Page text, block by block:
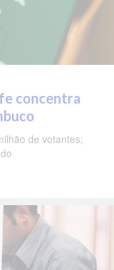
concentra
de votantes;